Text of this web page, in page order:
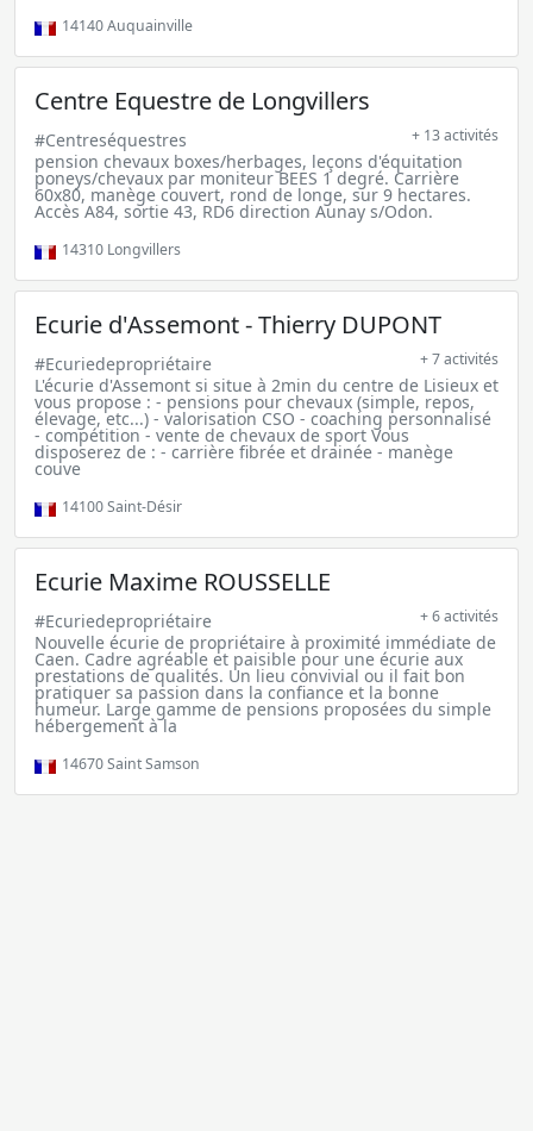
14140Auquainville
Centre Equestre de Longvillers
#Centreséquestres + 13 activités
pension chevaux boxes/herbages, leçons d'équitation
poneys/chevaux par moniteur BEES 1 degré. Carrière
60x80, manège couvert, rond de longe, sur 9 hectares.
Accès A84, sortie 43, RD6 direction Aunay s/Odon.
14310 Longvillers
Ecurie d'Assemont - Thierry DUPONT
#Ecuriedepropriétaire + 7 activités
L'écurie d'Assemont si situe à 2min du centre de Lisieux et
vous propose : - pensions pour chevaux (simple, repos,
élevage, etc...) - valorisation CSO - coaching personnalisé
- compétition - vente de chevaux de sport Vous
disposerez de : - carrière fibrée et drainée - manège
couve
14100Saint-Désir
Ecurie Maxime ROUSSELLE
#Ecuriedepropriétaire + 6 activités
Nouvelle écurie de propriétaire à proximité immédiate de
Caen. Cadre agréable et paisible pour une écurie aux
prestations de qualités. Un lieu convivial ou il fait bon
pratiquer sa passion dans la confiance et la bonne
humeur. Large gamme de pensions proposées du simple
hébergement à la
14670Saint Samson